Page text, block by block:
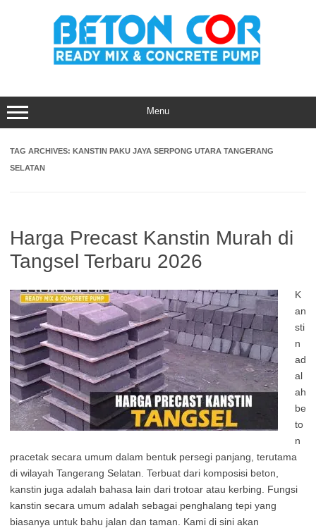
Menu
TAG ARCHIVES: KANSTIN PAKU JAYA SERPONG UTARA TANGERANG
SELATAN
Harga Precast Kanstin Murah di
Tangsel Terbaru 2026
K
an
sti
n
ad
al
ah
be
to
n
pracetak secara umum dalam bentuk persegi panjang, terutama
di wilayah Tangerang Selatan. Terbuat dari komposisi beton,
kanstin juga adalah bahasa lain dari trotoar atau kerbing. Fungsi
kanstin secara umum adalah sebagai penghalang tepi yang
biasanya untuk bahu jalan dan taman. Kami di sini akan